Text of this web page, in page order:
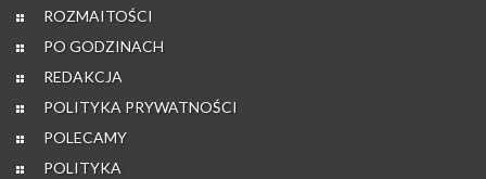
ROZMAITOŚCI
PO GODZINACH
REDAKCJA
POLITYKA PRYWATNOŚCI
POLECAMY
POLITYKA